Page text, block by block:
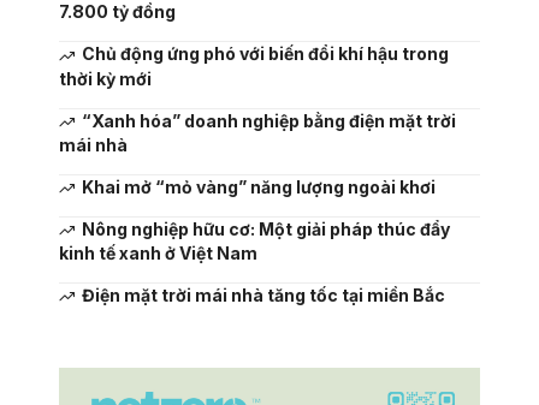
7.800 tỷ đồng
Chủ động ứng phó với biến đổi khí hậu trong
thời kỳ mới
“Xanh hóa” doanh nghiệp bằng điện mặt trời
mái nhà
Khai mở “mỏ vàng” năng lượng ngoài khơi
Nông nghiệp hữu cơ: Một giải pháp thúc đẩy
kinh tế xanh ở Việt Nam
Điện mặt trời mái nhà tăng tốc tại miền Bắc